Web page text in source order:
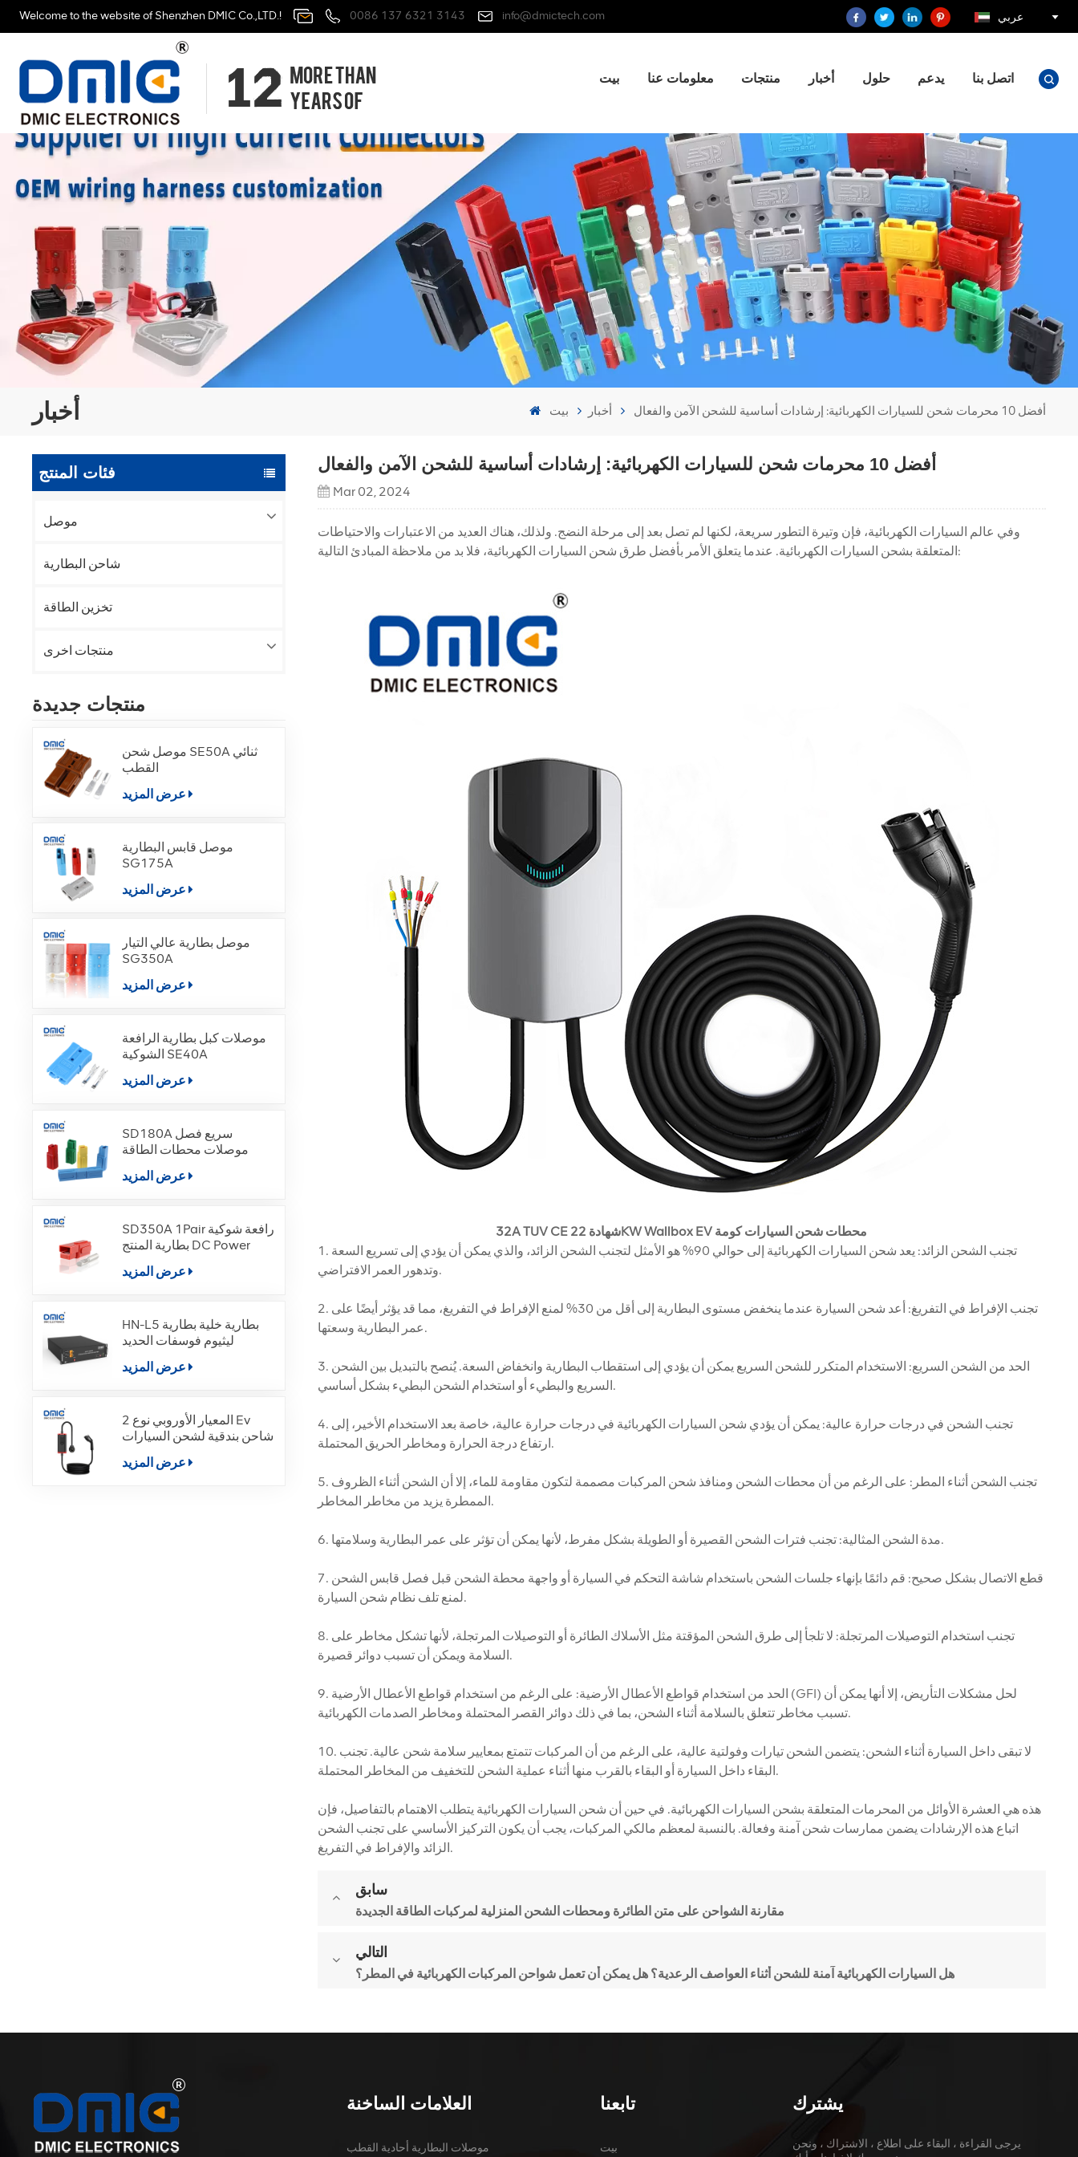
Welcome to the website of Shenzhen DMIC Co.,LTD.! 0086 137 6321 3143 info@dmictech.com عربي
بيت معلومات عنا منتجات أخبار حلول يدعم اتصل بنا
أخبار بيت أخبار أفضل 10 محرمات شحن للسيارات الكهربائية: إرشادات أساسية للشحن الآمن والفعال
فئات المنتج
موصل
شاحن البطارية
تخزين الطاقة
منتجات اخرى
منتجات جديدة
موصل شحن SE50A ثنائي
القطب
عرض المزيد
موصل قابس البطارية
SG175A
عرض المزيد
موصل بطارية عالي التيار
SG350A
عرض المزيد
موصلات كبل بطارية الرافعة
الشوكية SE40A
عرض المزيد
SD180A سريع فصل
موصلات محطات الطاقة
عرض المزيد
SD350A 1Pair رافعة شوكية
بطارية المنتج DC Power
عرض المزيد
HN-L5 بطارية خلية بطارية
ليثيوم فوسفات الحديد
عرض المزيد
المعيار الأوروبي نوع 2 Ev
شاحن بندقية لشحن السيارات
عرض المزيد
أفضل 10 محرمات شحن للسيارات الكهربائية: إرشادات أساسية للشحن الآمن والفعال
Mar 02, 2024
وفي عالم السيارات الكهربائية، فإن وتيرة التطور سريعة، لكنها لم تصل بعد إلى مرحلة النضج. ولذلك، هناك العديد من الاعتبارات والاحتياطات
المتعلقة بشحن السيارات الكهربائية. عندما يتعلق الأمر بأفضل طرق شحن السيارات الكهربائية، فلا بد من ملاحظة المبادئ التالية:
32A TUV CE شهادة 22KW Wallbox EV محطات شحن السيارات كومة
1. تجنب الشحن الزائد: يعد شحن السيارات الكهربائية إلى حوالي 90% هو الأمثل لتجنب الشحن الزائد، والذي يمكن أن يؤدي إلى تسريع السعة
وتدهور العمر الافتراضي.
2. تجنب الإفراط في التفريغ: أعد شحن السيارة عندما ينخفض مستوى البطارية إلى أقل من 30% لمنع الإفراط في التفريغ، مما قد يؤثر أيضًا على
عمر البطارية وسعتها.
3. الحد من الشحن السريع: الاستخدام المتكرر للشحن السريع يمكن أن يؤدي إلى استقطاب البطارية وانخفاض السعة. يُنصح بالتبديل بين الشحن
السريع والبطيء أو استخدام الشحن البطيء بشكل أساسي.
4. تجنب الشحن في درجات حرارة عالية: يمكن أن يؤدي شحن السيارات الكهربائية في درجات حرارة عالية، خاصة بعد الاستخدام الأخير، إلى
ارتفاع درجة الحرارة ومخاطر الحريق المحتملة.
5. تجنب الشحن أثناء المطر: على الرغم من أن محطات الشحن ومنافذ شحن المركبات مصممة لتكون مقاومة للماء، إلا أن الشحن أثناء الظروف
الممطرة يزيد من مخاطر المخاطر.
6. مدة الشحن المثالية: تجنب فترات الشحن القصيرة أو الطويلة بشكل مفرط، لأنها يمكن أن تؤثر على عمر البطارية وسلامتها.
7. قطع الاتصال بشكل صحيح: قم دائمًا بإنهاء جلسات الشحن باستخدام شاشة التحكم في السيارة أو واجهة محطة الشحن قبل فصل قابس الشحن
لمنع تلف نظام شحن السيارة.
8. تجنب استخدام التوصيلات المرتجلة: لا تلجأ إلى طرق الشحن المؤقتة مثل الأسلاك الطائرة أو التوصيلات المرتجلة، لأنها تشكل مخاطر على
السلامة ويمكن أن تسبب دوائر قصيرة.
9. الحد من استخدام قواطع الأعطال الأرضية: على الرغم من استخدام قواطع الأعطال الأرضية (GFI) لحل مشكلات التأريض، إلا أنها يمكن أن
تسبب مخاطر تتعلق بالسلامة أثناء الشحن، بما في ذلك دوائر القصر المحتملة ومخاطر الصدمات الكهربائية.
10. لا تبقى داخل السيارة أثناء الشحن: يتضمن الشحن تيارات وفولتية عالية، على الرغم من أن المركبات تتمتع بمعايير سلامة شحن عالية. تجنب
البقاء داخل السيارة أو البقاء بالقرب منها أثناء عملية الشحن للتخفيف من المخاطر المحتملة.
هذه هي العشرة الأوائل من المحرمات المتعلقة بشحن السيارات الكهربائية. في حين أن شحن السيارات الكهربائية يتطلب الاهتمام بالتفاصيل، فإن
اتباع هذه الإرشادات يضمن ممارسات شحن آمنة وفعالة. بالنسبة لمعظم مالكي المركبات، يجب أن يكون التركيز الأساسي على تجنب الشحن
الزائد والإفراط في التفريغ.
سابق
مقارنة الشواحن على متن الطائرة ومحطات الشحن المنزلية لمركبات الطاقة الجديدة
التالي
هل السيارات الكهربائية آمنة للشحن أثناء العواصف الرعدية؟ هل يمكن أن تعمل شواحن المركبات الكهربائية في المطر؟
العلامات الساخنة
موصلات البطارية أحادية القطب
تابعنا
بيت
يشترك
يرجى القراءة ، البقاء على اطلاع ، الاشتراك ، ونحن